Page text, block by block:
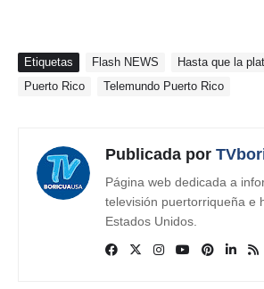
Etiquetas Flash NEWS
Hasta que la
Puerto Rico
Telemundo Puerto Rico
Publicada por
Página web dedicada a
televisión puertorriqueña e
Estados Unidos.